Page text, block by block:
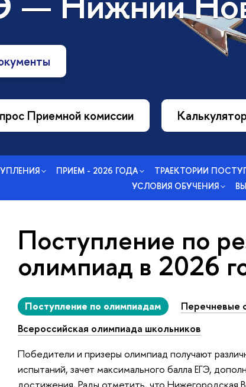
Приемной комиссии
ПРИЕМ - 2026 ГОДА ТРАЕКТОРИИ
УСЛОВИЯ ОБУЧЕНИЯ
Поступление по
олимпиад в 2026
Поступление по олимпиадам
Перечневые
Всероссийская олимпиада школьников
Победители и призеры олимпиад получают
испытаний, зачет максимального балла ЕГЭ,
достижения. Рады отметить, что Нижегородская